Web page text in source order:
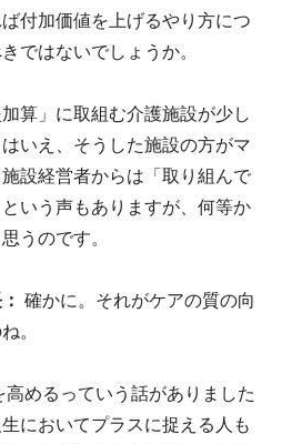
付加価値を上げるやり方につ
ではないでしょうか。
算」に取組む介護施設が少し
いえ、そうした施設の方がマ
設経営者からは「取り組んで
いう声もありますが、何等か
うのです。
確かに。それがケアの質の向
。
高めるっていう話がありました
においてプラスに捉える人も